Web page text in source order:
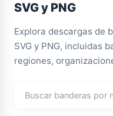
SVG y PNG
Explora descargas de
SVG y PNG, incluidas
regiones,